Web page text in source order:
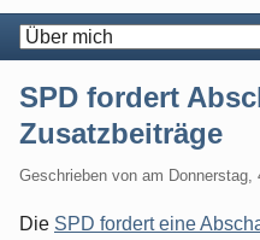
Navigation
SPD fordert
Zusatzbeiträge
Geschrieben von am Donnerstag,
Die SPD fordert eine